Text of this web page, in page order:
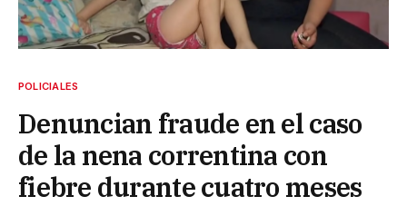
POLICIALES
Denuncian fraude en el caso
de la nena correntina con
fiebre durante cuatro meses